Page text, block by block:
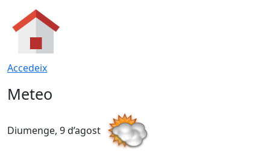
Accedeix
Meteo
Diumenge, 9 d’agost